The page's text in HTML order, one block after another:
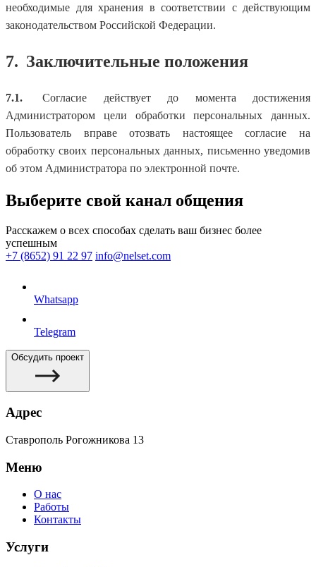
необходимые для хранения в соответствии с действующим
законодательством Российской Федерации.
7. Заключительные положения
7.1.
Согласие действует до момента достижения
Администратором цели обработки персональных данных.
Пользователь вправе отозвать настоящее согласие на
обработку своих персональных данных, письменно уведомив
об этом Администратора по электронной почте.
Выберите свой канал общения
Расскажем о всех способах сделать ваш бизнес более
успешным
+7 (8652) 91 22 97 info@nelset.com
Whatsapp
Telegram
Обсудить проект
Адрес
Ставрополь Рогожникова 13
Меню
О нас
Работы
Контакты
Услуги